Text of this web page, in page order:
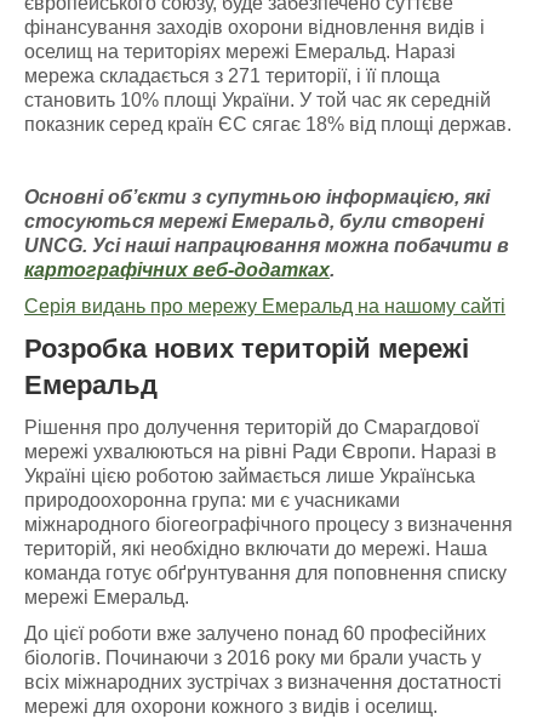
фінансування заходів охорони відновлення видів і
оселищ на територіях мережі Емеральд. Наразі
мережа складається з 271 території, і її площа
становить 10% площі України. У той час як середній
показник серед країн ЄС сягає 18% від площі держав.
Основні об’єкти з супутньою інформацією, які
стосуються мережі Емеральд, були створені
UNCG. Усі наші напрацювання можна побачити в
картографічних веб-додатках.
Серія видань про мережу Емеральд на нашому сайті
Розробка нових територій мережі
Емеральд
Рішення про долучення територій до Смарагдової
мережі ухвалюються на рівні Ради Європи. Наразі в
Україні цією роботою займається лише Українська
природоохоронна група: ми є учасниками
міжнародного біогеографічного процесу з визначення
територій, які необхідно включати до мережі. Наша
команда готує обґрунтування для поповнення списку
мережі Емеральд.
До цієї роботи вже залучено понад 60 професійних
біологів. Починаючи з 2016 року ми брали участь у
всіх міжнародних зустрічах з визначення достатності
мережі для охорони кожного з видів і оселищ.